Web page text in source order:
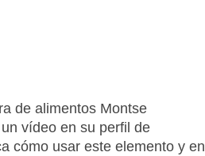
de alimentos Montse
vídeo en su perfil de
cómo usar este elemento y en